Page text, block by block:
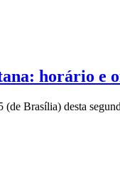
horário e
(de Brasília) desta